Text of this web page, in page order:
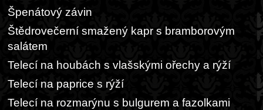
Špenátový závin
Štědrovečerní smažený kapr s bramborovým
salátem
Telecí na houbách s vlašskými ořechy a rýží
Telecí na paprice s rýží
Telecí na rozmarýnu s bulgurem a fazolkami